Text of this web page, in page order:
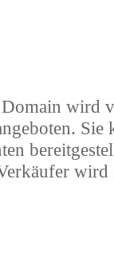
wird
Sie
wird